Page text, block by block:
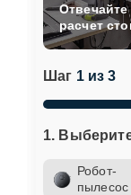
Шаг 1 из 3
1.
Робот-
пылесос
расчет